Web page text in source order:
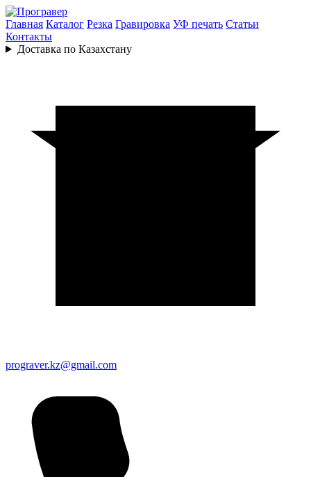
Главная Каталог Резка Гравировка УФ печать Статьи
Контакты
Доставка по Казахстану
prograver.kz@gmail.com